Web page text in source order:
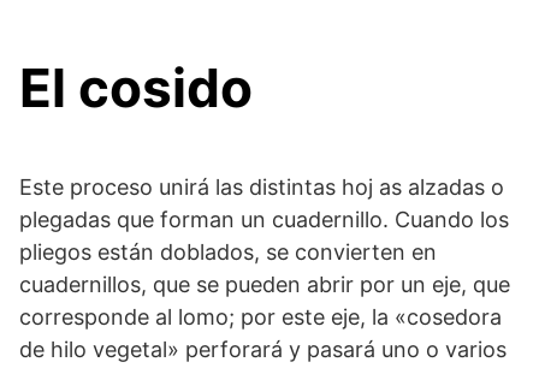
El cosido
Este proceso unirá las distintas hoj as alzadas o
plegadas que forman un cuadernillo. Cuando los
pliegos están doblados, se convierten en
cuadernillos, que se pueden abrir por un eje, que
corresponde al lomo; por este eje, la «cosedora
de hilo vegetal» perforará y pasará uno o varios